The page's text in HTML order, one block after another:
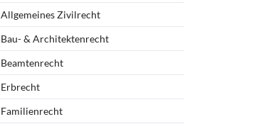
Allgemeines Zivilrecht
Bau- & Architektenrecht
Beamtenrecht
Erbrecht
Familienrecht